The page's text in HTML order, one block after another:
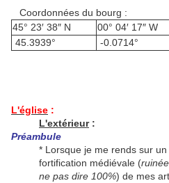
Coordonnées du bourg :
45° 23′ 38″ N
00° 04′ 17″ W
45.3939°
-0.0714°
L'église :
L'extérieur:
Préambule
* Lorsque je me rends sur
fortification médiévale (
ne pas dire 100%) de mes